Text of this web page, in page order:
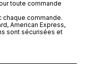
qui aide à renouveler
toute commande
commande.
American Express,
sont sécurisées et